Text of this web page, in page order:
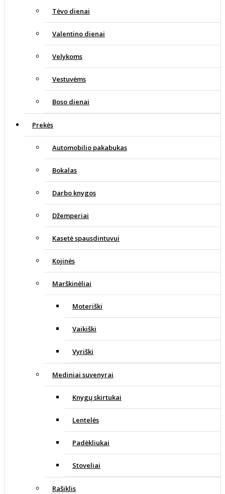
Tėvo dienai
Valentino dienai
Velykoms
Vestuvėms
Boso dienai
Prekės
Automobilio pakabukas
Bokalas
Darbo knygos
Džemperiai
Kasetė spausdintuvui
Kojinės
Marškinėliai
Moteriški
Vaikiški
Vyriški
Mediniai suvenyrai
Knygų skirtukai
Lentelės
Padėkliukai
Stoveliai
Rašiklis